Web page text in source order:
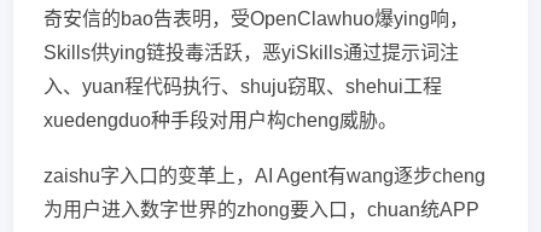
奇安信的bao告表明，受OpenClawhuo爆ying响，
Skills供ying链投毒活跃，恶yiSkills通过提示词注
入、yuan程代码执行、shuju窃取、shehui工程
xuedengduo种手段对用户构cheng威胁。
zaishu字入口的变革上，AI Agent有wang逐步cheng
为用户进入数字世界的zhong要入口，chuan统APP